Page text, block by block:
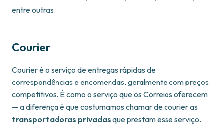
entre outras.
Courier
Courier é o serviço de entregas rápidas de
correspondências e encomendas, geralmente com preços
competitivos. É como o serviço que os Correios oferecem
— a diferença é que costumamos chamar de courier as
transportadoras privadas que prestam esse serviço.